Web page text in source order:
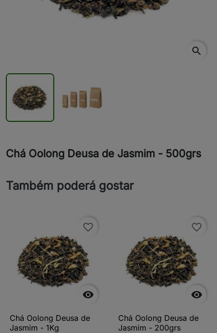
search
Chá Oolong Deusa de Jasmim - 500grs
Também poderá gostar

favorite_border
Chá Oolong Deusa de
Jasmim - 1Kg

favorite_border
Chá Oolong Deusa de
Jasmim - 200grs